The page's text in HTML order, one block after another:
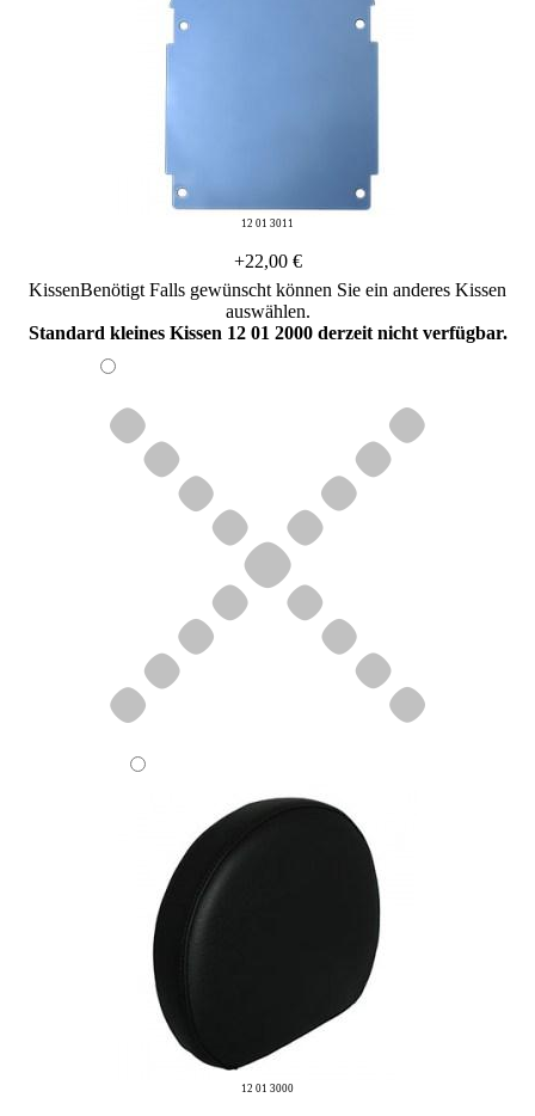
12 01 3011
+22,00 €
KissenBenötigt Falls gewünscht können Sie ein anderes Kissen
auswählen.
Standard kleines Kissen 12 01 2000 derzeit nicht verfügbar.
12 01 3000